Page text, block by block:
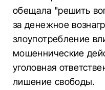
обещала "решить
за денежное
злоупотребление
мошеннические
уголовная
лишение свободы.